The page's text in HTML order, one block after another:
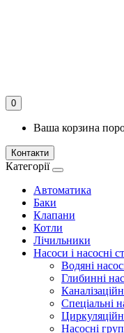
0
Ваша корзина
Контакти
Категорії
Автоматика
Баки
Клапани
Котли
Лічильники
Насоси і насосні
Водяні
Глибинні
Спеціальні
Насосні